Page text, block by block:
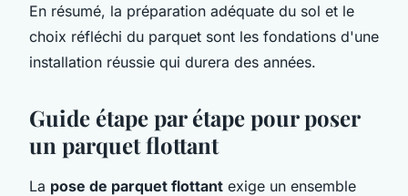
En résumé, la préparation adéquate du sol et le
choix réfléchi du parquet sont les fondations d'une
installation réussie qui durera des années.
Guide étape par étape pour poser
un parquet flottant
La pose de parquet flottant exige un ensemble